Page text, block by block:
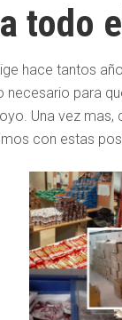
todo
hace tantos
para
Una vez
con estas